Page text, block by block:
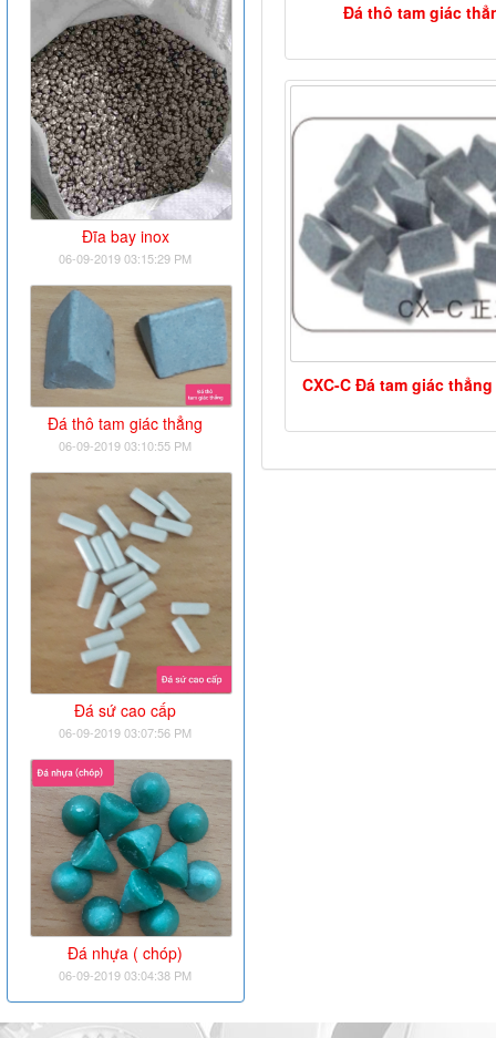
Đá thô tam giác
CXC-C Đá tam giác
Đĩa bay inox
06-09-2019 03:15:29 PM
Đá thô tam giác thẳng
06-09-2019 03:10:55 PM
Đá sứ cao cấp
06-09-2019 03:07:56 PM
Đá nhựa ( chóp)
06-09-2019 03:04:38 PM